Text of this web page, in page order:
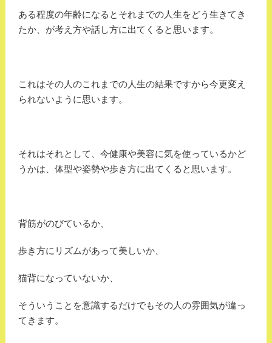
ある程度の年齢になるとそれまでの人生をどう生きてき
たか、が考え方や話し方に出てくると思います。
これはその人のこれまでの人生の結果ですから今更変え
られないように思います。
それはそれとして、今健康や美容に気を使っているかど
うかは、体型や姿勢や歩き方に出てくると思います。
背筋がのびているか、
歩き方にリズムがあって美しいか、
猫背になっていないか、
そういうことを意識するだけでもその人の雰囲気が違っ
てきます。